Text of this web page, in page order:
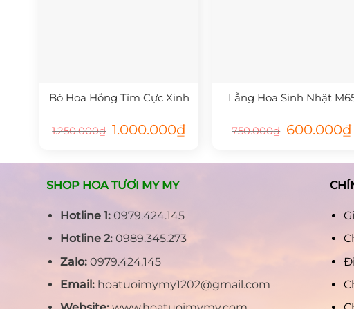
Bó Hoa Hồng Tím Cực Xinh
1.250.000₫ Giá
gốc
1.000.000₫Giá
1.000.000₫.
Lẵng Hoa Sinh Nhật
750.000₫ Giá
gốc
600.000₫
SHOP HOA TƯƠI MY MY
Hotline 1: 0979.424.145
Hotline 2: 0989.345.273
Zalo: 0979.424.145
Email: hoatuoimymy1202@gmail.com